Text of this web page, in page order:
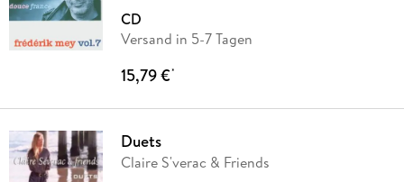
CD
Versand in 5-7 Tagen
15,79 €*
Duets
Claire S'verac & Friends